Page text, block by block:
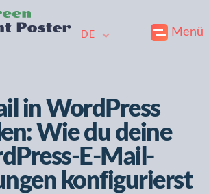
DE Menü
in WordPress
Wie du deine
E-Mail-
konfigurierst